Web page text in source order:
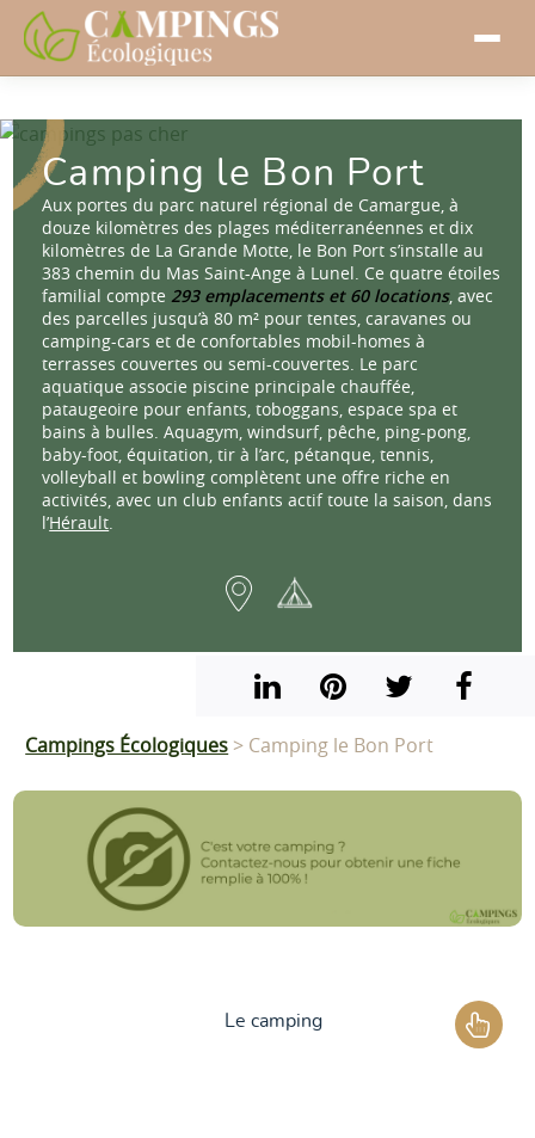
Camping le Bon Port
Aux portes du parc naturel régional de Camargue, à
douze kilomètres des plages méditerranéennes et dix
kilomètres de La Grande Motte, le Bon Port s’installe au
383 chemin du Mas Saint-Ange à Lunel. Ce quatre étoiles
familial compte 293 emplacements et 60 locations, avec
des parcelles jusqu’à 80 m² pour tentes, caravanes ou
camping-cars et de confortables mobil-homes à
terrasses couvertes ou semi-couvertes. Le parc
aquatique associe piscine principale chauffée,
pataugeoire pour enfants, toboggans, espace spa et
bains à bulles. Aquagym, windsurf, pêche, ping-pong,
baby-foot, équitation, tir à l’arc, pétanque, tennis,
volleyball et bowling complètent une offre riche en
activités, avec un club enfants actif toute la saison, dans
l’Hérault
Campings Écologiques > Camping le Bon Port
Le camping